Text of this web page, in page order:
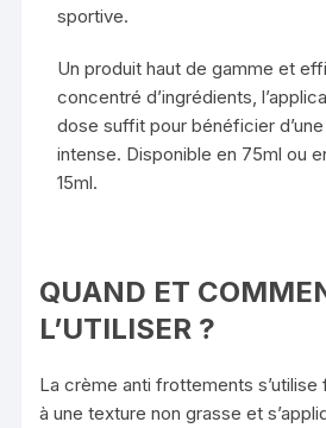
sportive.
Un produit haut de gamme et
concentré d’ingrédients,
dose suffit pour bénéficier
intense. Disponible en 75ml ou
15ml.
QUAND ET
L’UTILISER ?
La crème anti frottements
à une texture non grasse et